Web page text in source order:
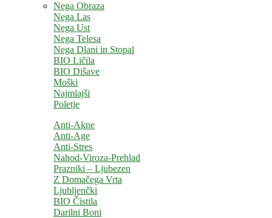
Nega Obraza
Nega Las
Nega Ust
Nega Telesa
Nega Dlani in Stopal
BIO Ličila
BIO Dišave
Moški
Najmlajši
Poletje
Anti-Akne
Anti-Age
Anti-Stres
Nahod-Viroza-Prehlad
Prazniki – Ljubezen
Z Domačega Vrta
Ljubljenčki
BIO Čistila
Darilni Boni